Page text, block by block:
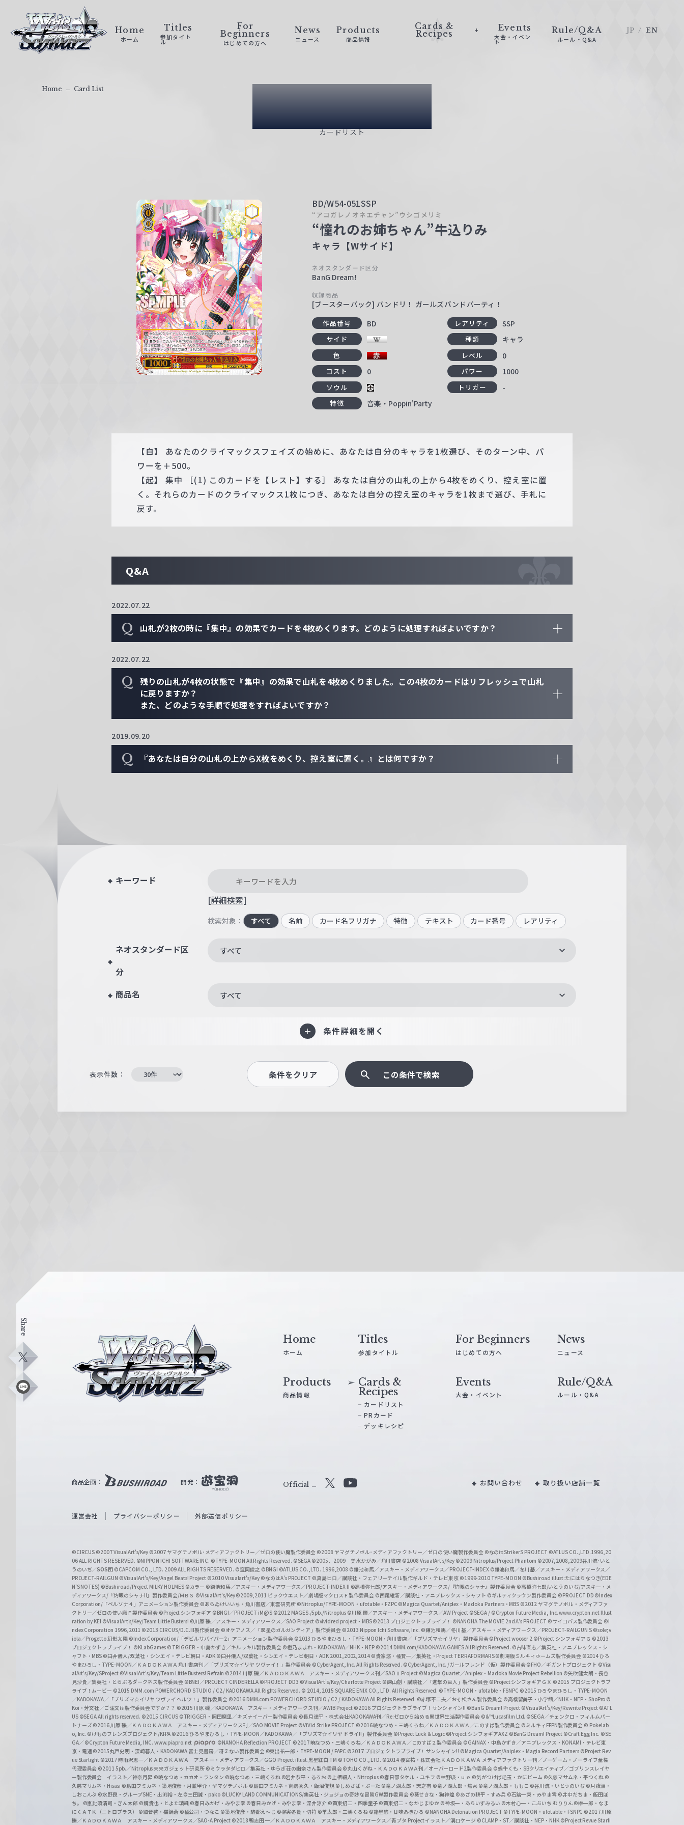
ァ
Home
ホーム
Titles
参加タイト
ル
For
Beginners
はじめての方へ
News
ニュース
Products
商品情報
Cards &
Recipes
Events
大会・イベン
ト
Rule/Q&A
ルール・Q&A
JP EN
Card List
カードリスト
Home Card List
BD/W54-051SSP
“アコガレノオネエチャン”ウシゴメリミ
“憧れのお姉ちゃん”牛込りみ
キャラ【Wサイド】
ネオスタンダード区分
BanG Dream!
収録商品
[ブースターパック] バンドリ！ ガールズバンドパーティ！
作品番号 BD レアリティ SSP
サイド 種類 キャラ
色 レベル 0
コスト 0 パワー 1000
ソウル トリガー -
特徴 音楽・Poppin'Party
【自】 あなたのクライマックスフェイズの始めに、あなたは自分のキャラを1枚選び、そのターン中、パ
ワーを＋500。
【起】 集中 ［(1) このカードを【レスト】する］ あなたは自分の山札の上から4枚をめくり、控え室に置
く。それらのカードのクライマックス1枚につき、あなたは自分の控え室のキャラを1枚まで選び、手札に
戻す。
Q&A
2022.07.22
Q 山札が2枚の時に『集中』の効果でカードを4枚めくります。どのように処理すればよいですか？
2022.07.22
Q
残りの山札が4枚の状態で『集中』の効果で山札を4枚めくりました。この4枚のカードはリフレッシュで山札
に戻りますか？
また、どのような手順で処理をすればよいですか？
2019.09.20
Q 『あなたは自分の山札の上からX枚をめくり、控え室に置く。』とは何ですか？
キーワード
[詳細検索]
検索対象： すべて 名前 カード名フリガナ 特徴 テキスト カード番号 レアリティ
ネオスタンダード区
分
すべて
商品名 すべて
条件詳細を開く
表示件数： 条件をクリア この条件で検索
Share
X
L
ス
W
i
c
h
w
a
r
z
Home
ホーム
Titles
参加タイトル
For Beginners
はじめての方へ
News
ニュース
Products
商品情報
Cards &
Recipes
カードリスト
PRカード
デッキレシピ
Events
大会・イベント
Rule/Q&A
ルール・Q&A
商品企画： 開発： Official
Y
b
e
O
f
f
i
c
i
a
l
C
h
a
n
n
e
l
お問い合わせ 取り扱い店舗一覧
運営会社 プライバシーポリシー 外部送信ポリシー
©CIRCUS ©2007 VisualArt's/Key ©2007 ヤマグチノボル･メディアファクトリー／ゼロの使い魔製作委員会 ©2008 ヤマグチノボル･メディアファクトリー／ゼロの使い魔製作委員会 ©なのはStrikerS PROJECT ©ATLUS CO.,LTD.1996,20
06 ALL RIGHTS RESERVED. ©NIPPON ICHI SOFTWARE INC. ©TYPE-MOON All Rights Reserved. ©SEGA ©2005、2009 美水かがみ／角川書店 ©2008 VisualArt's/Key ©2009 Nitroplus/Project Phantom ©2007,2008,2009谷川流･いと
うのいぢ／SOS団 ©CAPCOM CO., LTD. 2009 ALL RIGHTS RESERVED. ©窪岡俊之 ©BNGI ©ATLUS CO.,LTD. 1996,2008 ©鎌池和馬／アスキー・メディアワークス／PROJECT-INDEX ©鎌池和馬／冬川基／アスキー・メディアワークス／
PROJECT-RAILGUN ©VisualArt's/Key/Angel Beats! Project ©2010 Visualart's/Key ©なのはA's PROJECT ©真島ヒロ／講談社・フェアリーテイル製作ギルド・テレビ東京 ©1999-2010 TYPE-MOON ©Bushiroad illust:たにはらなつき(EDE
N'S NOTES) ©Bushiroad/Project MILKY HOLMES ©カラー ©鎌池和馬／アスキー・メディアワークス／PROJECT-INDEX II ©高橋弥七郎/アスキー・メディアワークス/『灼眼のシャナ』製作委員会 ©高橋弥七郎/いとうのいぢ/アスキー・メ
ディアワークス/『灼眼のシャナII』製作委員会/ＭＢＳ ©VisualArt's/Key©2009,2011 ビックウエスト／劇場版マクロスＦ製作委員会 ©西尾維新／講談社・アニプレックス・シャフト ©ギルティクラウン製作委員会 ©PROJECT DD ©Index
Corporation/「ペルソナ４」アニメーション製作委員会 ©あらゐけいいち・角川書店／東雲研究所 ©Nitroplus/TYPE-MOON・ufotable・FZPC ©Magica Quartet/Aniplex・Madoka Partners・MBS ©2012 ヤマグチノボル・メディアファ
クトリー／ゼロの使い魔Ｆ製作委員会 ©Project シンフォギア ©BNGI／PROJECT iM@S ©2012 MAGES./5pb./Nitroplus ©川原 礫／アスキー・メディアワークス／AW Project ©SEGA / ©Crypton Future Media, Inc. www.crypton.net Illust
ration by KEI ©VisualArt's/Key/Team Little Busters! ©川原 礫／アスキー・メディアワークス／SAO Project ©vividred project・MBS ©2013 プロジェクトラブライブ！ ©NANOHA The MOVIE 2nd A's PROJECT ©サイコパス製作委員会 ©I
ndex Corporation 1996,2011 ©2013 CIRCUS/D.C.III製作委員会 ©オケアノス／「翠星のガルガンティア」製作委員会 ©2013 Nippon Ichi Software, Inc. ©鎌池和馬／冬川基／アスキー・メディアワークス／PROJECT-RAILGUN S ©sole;v
iola／Progetto 幻影太陽 ©Index Corporation/「デビルサバイバー2」アニメーション製作委員会 ©2013 ひろやまひろし・TYPE-MOON・角川書店／「プリズマ☆イリヤ」製作委員会©Project wooser 2 ©Project シンフォギアＧ ©2013
プロジェクトラブライブ！ ©KLabGames © TRIGGER・中島かずき／キルラキル製作委員会 ©橙乃ままれ・KADOKAWA／NHK・NEP ©2014 DMM.com/KADOKAWA GAMES All Rights Reserved. ©古味直志／集英社・アニプレックス・シ
ャフト・MBS ©臼井儀人/双葉社・シンエイ・テレビ朝日・ADK ©臼井儀人/双葉社・シンエイ・テレビ朝日・ADK 2001,2002,2014 ©貴家悠・橘賢一／集英社・Project TERRAFORMARS©劇場版ミルキィホームズ製作委員会 ©2014 ひろ
やまひろし・TYPE-MOON／ＫＡＤＯＫＡＷＡ 角川書店刊／「プリズマ☆イリヤ ツヴァイ！」製作委員会 ©CyberAgent, Inc. All Rights Reserved. ©CyberAgent, Inc. /ガールフレンド（仮）製作委員会©FHO／ギガントプロジェクト ©Visu
alArt's/Key/SProject ©VisualArt's/Key/Team Little Busters! Refrain ©2014 川原 礫／ＫＡＤＯＫＡＷＡ アスキー・メディアワークス刊／SAOⅡ Project ©Magica Quartet／Aniplex・Madoka Movie Project Rebellion ©矢吹健太朗・長谷
見沙貴／集英社・とらぶるダークネス製作委員会 ©BNEI／PROJECT CINDERELLA ©PROJECT DD3 ©VisualArt's/Key/Charlotte Project ©諫山創・講談社／「進撃の巨人」製作委員会 ©Project シンフォギアＧＸ ©2015 プロジェクトラブ
ライブ！ムービー ©2015 DMM.com POWERCHORD STUDIO / C2 / KADOKAWA All Rights Reserved. © 2014, 2015 SQUARE ENIX CO., LTD. All Rights Reserved. ©TYPE-MOON・ufotable・FSNPC ©2015 ひろやまひろし・TYPE-MOON
／KADOKAWA／「プリズマ☆イリヤ ツヴァイ ヘルツ！」製作委員会 ©2016 DMM.com POWERCHORD STUDIO / C2 / KADOKAWA All Rights Reserved. ©赤塚不二夫／おそ松さん製作委員会 ©高橋留美子・小学館／NHK・NEP・ShoPro ©
Koi・芳文社／ご注文は製作委員会ですか？？ ©2015 川原 礫／KADOKAWA アスキー・メディアワークス刊／AWIB Project ©2016 プロジェクトラブライブ！サンシャイン!! ©BanG Dream! Project ©VisualArt's/Key/Rewrite Project ©ATL
US ©SEGA All rights reserved. ©2015 CIRCUS ©TRIGGER・岡田麿里／キズナイーバー製作委員会 ©長月達平・株式会社KADOKAWA刊／Re:ゼロから始める異世界生活製作委員会 ©&™Lucasfilm Ltd. ©SEGA／チェンクロ・フィルムパー
トナーズ©2016 川原 礫／ＫＡＤＯＫＡＷＡ アスキー・メディアワークス刊／SAO MOVIE Project ©ViVid Strike PROJECT ©2016 暁なつめ・三嶋くろね／ＫＡＤＯＫＡＷＡ／このすば製作委員会 ©ミルキィFFPN製作委員会 © Pokelab
o, Inc. ©けものフレンズプロジェクト/KFPA ©2016 ひろやまひろし・TYPE-MOON／KADOKAWA／「プリズマ☆イリヤ ドライ!!」製作委員会 ©Project Luck & Logic ©Project シンフォギアAXZ ©BanG Dream! Project ©Craft Egg Inc. ©SE
GA／ ©Crypton Future Media, INC. www.piapro.net
©NANOHA Reflection PROJECT ©2017 暁なつめ・三嶋くろね／ＫＡＤＯＫＡＷＡ／このすば２製作委員会 ©GAINAX・中島かずき／アニプレックス・KONAMI・テレビ東
京・電通 ©2015丸戸史明・深崎暮人・KADOKAWA 富士見書房／冴えない製作委員会 ©東出祐一郎・TYPE-MOON / FAPC ©2017 プロジェクトラブライブ！サンシャイン!! ©Magica Quartet/Aniplex・Magia Record Partners ©Project Rev
ue Starlight ©2017 時雨沢恵一／ＫＡＤＯＫＡＷＡ アスキー・メディアワークス／GGO Project illust.黒星紅白 TM ©TOHO CO., LTD. ©2014 榎宮祐・株式会社ＫＡＤＯＫＡＷＡ メディアファクトリー刊／ノーゲーム・ノーライフ全権
代理委員会 ©2011 5pb.／Nitroplus 未来ガジェット研究所 ©ミウラタダヒロ／集英社・ゆらぎ荘の幽奈さん製作委員会©丸山くがね・ＫＡＤＯＫＡＷＡ刊／オーバーロード2製作委員会 ©蝸牛くも・SBクリエイティブ／ゴブリンスレイヤ
ー製作委員会 イラスト／神奈月昇 ©暁なつめ・カカオ・ランタン ©暁なつめ・三嶋くろね ©岩井恭平・るろお ©上栖綴人・Nitroplus ©春日部タケル・ユキヲ ©枯野瑛・ｕｅ ©気がつけば毛玉・かにビーム ©久慈マサムネ・平つくね ©
久慈マサムネ・Hisasi ©島田フミカネ・築地俊彦・月並甲介・ヤマグチノボル ©島田フミカネ・南房秀久・飯沼俊規 ©しめさば・ぶーた ©竜ノ湖太郎・天之有 ©竜ノ湖太郎・焦茶 ©竜ノ湖太郎・ももこ ©谷川流・いとうのいぢ ©月夜涙・
しおこんぶ ©水野良・グループSNE・出渕裕・左©三田誠・pako ©LUCKY LAND COMMUNICATIONS/集英社・ジョジョの奇妙な冒険GW製作委員会 ©葵せきな・狗神煌 ©あざの耕平・すみ兵 ©石踏一榮・みやま零 ©井中だちま・飯田ぽ
ち。
©恵比須清司・ぎん太郎 ©鏡貴也・とよた瑣織 ©春日みかげ・みやま零 ©春日みかげ・みやま零・深井涼介 ©賀東招二・四季童子 ©賀東招二・なかじまゆか ©神坂一・あらいずみるい ©木村心一・こぶいち むりりん ©榊一郎・なま
にくＡＴＫ（ニトロプラス） ©細音啓・猫鍋蒼 ©橘公司・つなこ ©築地俊彦・駒都え～じ ©柳実冬貴・切符 ©羊太郎・三嶋くろね ©諸星悠・甘味みきひろ ©NANOHA Detonation PROJECT ©TYPE-MOON・ufotable・FSNPC ©2017 川原
礫／ＫＡＤＯＫＡＷＡ アスキー・メディアワークス／SAO-A Project ©2018 鴨志田 一／ＫＡＤＯＫＡＷＡ アスキー・メディアワークス／青ブタ Project イラスト／溝口ケージ ©CLAMP・ST／講談社・NEP・NHK ©Project Revue Starli